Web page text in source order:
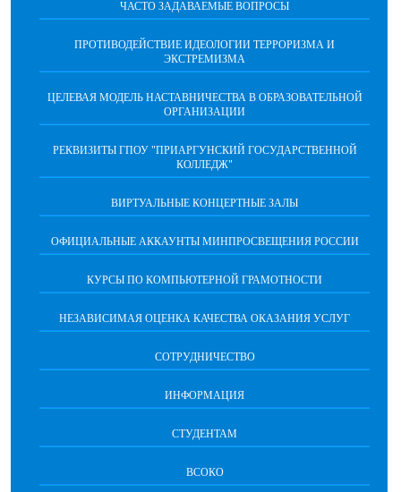
ЧАСТО ЗАДАВАЕМЫЕ ВОПРОСЫ
ПРОТИВОДЕЙСТВИЕ ИДЕОЛОГИИ ТЕРРОРИЗМА И
ЭКСТРЕМИЗМА
ЦЕЛЕВАЯ МОДЕЛЬ НАСТАВНИЧЕСТВА В ОБРАЗОВАТЕЛЬНОЙ
ОРГАНИЗАЦИИ
РЕКВИЗИТЫ ГПОУ "ПРИАРГУНСКИЙ ГОСУДАРСТВЕННОЙ
КОЛЛЕДЖ"
ВИРТУАЛЬНЫЕ КОНЦЕРТНЫЕ ЗАЛЫ
ОФИЦИАЛЬНЫЕ АККАУНТЫ МИНПРОСВЕЩЕНИЯ РОССИИ
КУРСЫ ПО КОМПЬЮТЕРНОЙ ГРАМОТНОСТИ
НЕЗАВИСИМАЯ ОЦЕНКА КАЧЕСТВА ОКАЗАНИЯ УСЛУГ
СОТРУДНИЧЕСТВО
ИНФОРМАЦИЯ
СТУДЕНТАМ
ВСОКО